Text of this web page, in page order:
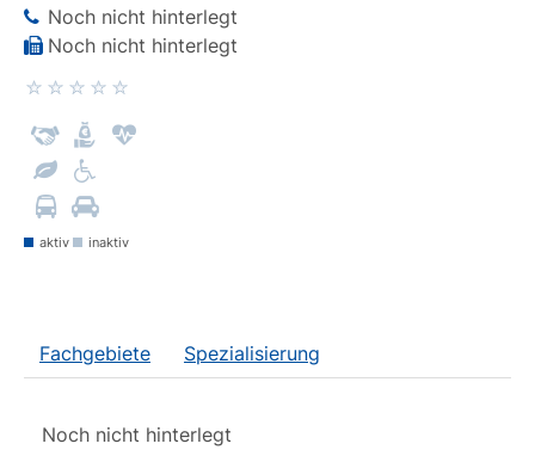
Noch nicht hinterlegt
Noch nicht hinterlegt
aktiv inaktiv
Fachgebiete Spezialisierung
Noch nicht hinterlegt